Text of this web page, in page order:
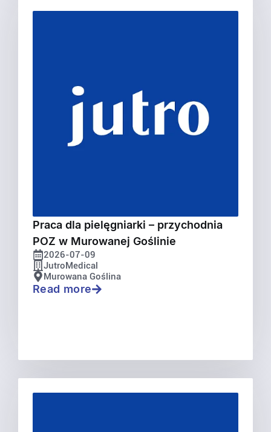
Praca dla pielęgniarki – przychodnia
POZ w Murowanej Goślinie
2026-07-09
JutroMedical
Murowana Goślina
Read more